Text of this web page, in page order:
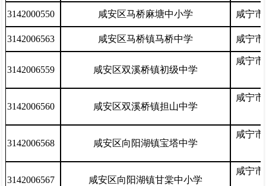
3142000550 咸安区马桥麻塘中小学 咸宁
3142006563 咸安区马桥镇马桥中学 咸宁
3142006559 咸安区双溪桥镇初级中学
咸宁
3142006560 咸安区双溪桥镇担山中学
咸宁
3142006568 咸安区向阳湖镇宝塔中学
咸宁
3142006567 咸安区向阳湖镇甘棠中小学
咸宁